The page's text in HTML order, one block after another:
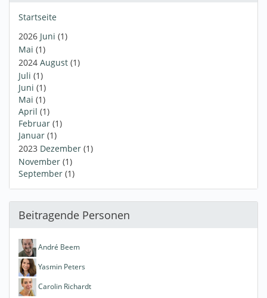
Startseite
2026 Juni (1)
Mai (1)
2024 August (1)
Juli (1)
Juni (1)
Mai (1)
April (1)
Februar (1)
Januar (1)
2023 Dezember (1)
November (1)
September (1)
Beitragende Personen
André Beem
Yasmin Peters
Carolin Richardt